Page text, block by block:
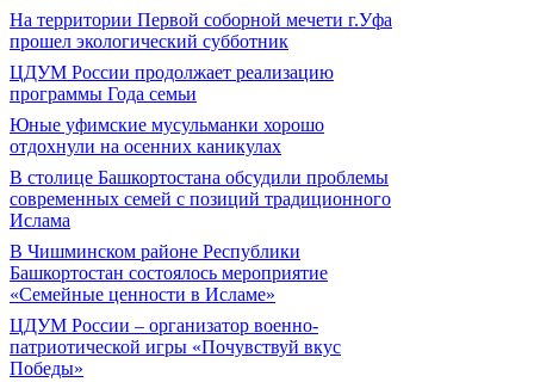
На территории Первой соборной мечети г.Уфа
прошел экологический субботник
ЦДУМ России продолжает реализацию
программы Года семьи
Юные уфимские мусульманки хорошо
отдохнули на осенних каникулах
В столице Башкортостана обсудили проблемы
современных семей с позиций традиционного
Ислама
В Чишминском районе Республики
Башкортостан состоялось мероприятие
«Семейные ценности в Исламе»
ЦДУМ России – организатор военно-
патриотической игры «Почувствуй вкус
Победы»